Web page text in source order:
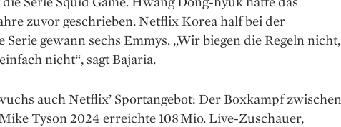
zuvor geschrieben. Netflix Korea half bei der
Serie gewann sechs Emmys. „Wir biegen die Regeln nicht,
nicht“, sagt Bajaria.
auch Netflix’ Sportangebot: Der Boxkampf zwischen
Tyson 2024 erreichte 108 Mio. Live-Zuschauer,